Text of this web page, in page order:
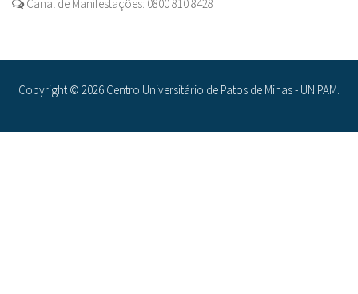
Canal de Manifestações: 0800 810 8428
Copyright © 2026 Centro Universitário de Patos de Minas - UNIPAM.